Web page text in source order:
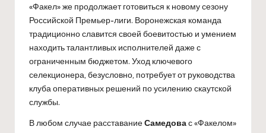
«Факел» же продолжает готовиться к новому сезону
Российской Премьер-лиги. Воронежская команда
традиционно славится своей боевитостью и умением
находить талантливых исполнителей даже с
ограниченным бюджетом. Уход ключевого
селекционера, безусловно, потребует от руководства
клуба оперативных решений по усилению скаутской
службы.
В любом случае расставаниеСамедовас «Факелом»